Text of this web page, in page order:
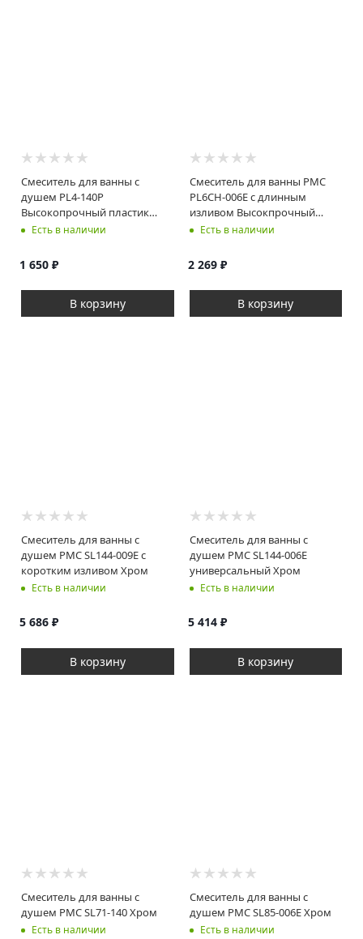
Смеситель для ванны с
душем PL4-140P
Высокопрочный пластик
Белый
Есть в наличии
1 650 ₽
В корзину
Смеситель для ванны РМС
PL6CH-006E с длинным
изливом Высокпрочный
пластик Хром
Есть в наличии
2 269₽
В корзину
Смеситель для ванны с
душем РМС SL144-009E с
коротким изливом Хром
Есть в наличии
5 686 ₽
В корзину
Смеситель для ванны с
душем РМС SL144-006E
универсальный Хром
Есть в наличии
5 414₽
В корзину
Смеситель для ванны с
душем РМС SL71-140 Хром
Есть в наличии
Смеситель для ванны с
душем РМС SL85-006E Хром
Есть в наличии